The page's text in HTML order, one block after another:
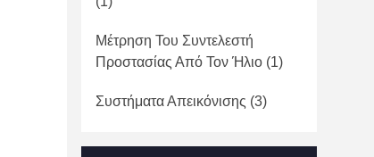
Μέτρηση Του Συντελεστή
Προστασίας Από Τον Ήλιο (1)
Συστήματα Απεικόνισης (3)